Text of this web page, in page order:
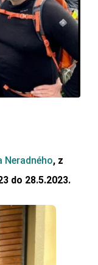
Neradného, z
do 28.5.2023.